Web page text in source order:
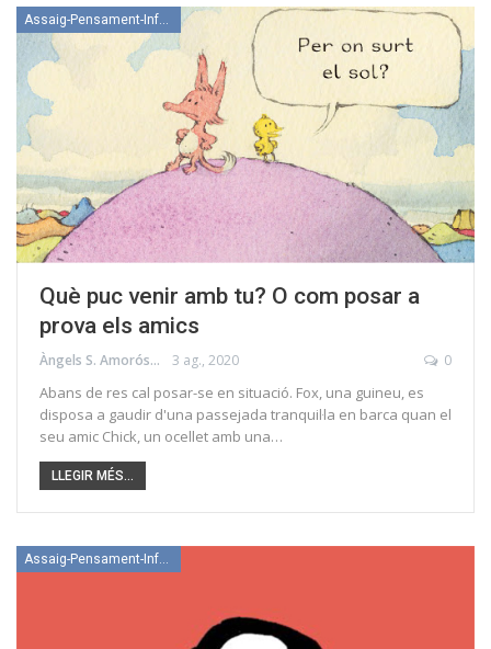
Què puc venir amb tu? O com posar a
prova els amics
Àngels S. Amorós 3 ag., 2020 0
Abans de res cal posar-se en situació. Fox, una guineu, es
disposa a gaudir d'una passejada tranquil·la en barca quan el
seu amic Chick, un ocellet amb una…
LLEGIR MÉS...